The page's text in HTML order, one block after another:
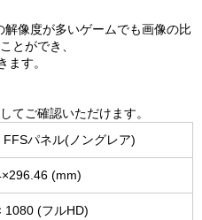
像度が多いゲームでも画像の比
とができ、
ます。
てご確認いただけます。
FFSパネル(ノングレア)
(mm)
1080 (フルHD)